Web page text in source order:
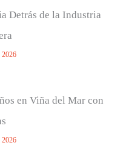
Detrás de la Industria
2026
en Viña del Mar con
2026